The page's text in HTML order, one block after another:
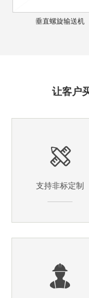
垂直螺旋输送机
让客户
支持非标定制